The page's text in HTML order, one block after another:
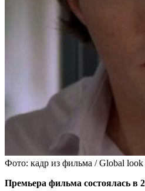
Фото: кадр из фильма / Global look
Премьера фильма состоялась в